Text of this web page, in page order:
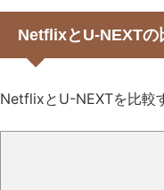
NetflixとU-NEXTの
NetflixとU-NEXTを比較